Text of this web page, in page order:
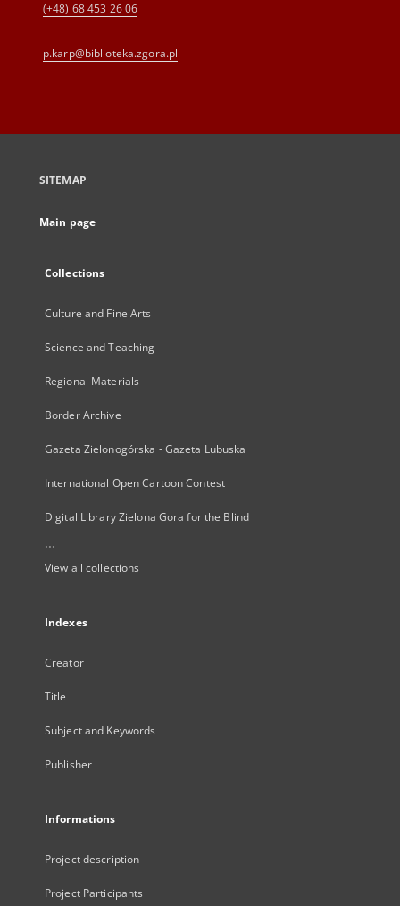
(+48) 68 453 26 06
p.karp@biblioteka.zgora.pl
SITEMAP
Main page
Collections
Culture and Fine Arts
Science and Teaching
Regional Materials
Border Archive
Gazeta Zielonogórska - Gazeta Lubuska
International Open Cartoon Contest
Digital Library Zielona Gora for the Blind
...
View all collections
Indexes
Creator
Title
Subject and Keywords
Publisher
Informations
Project description
Project Participants